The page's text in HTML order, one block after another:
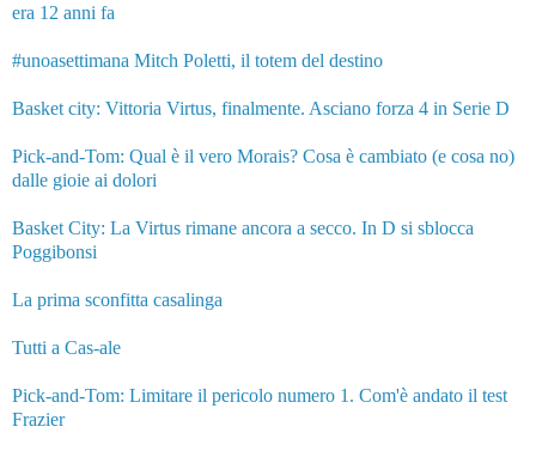
era 12 anni fa
#unoasettimana Mitch Poletti, il totem del destino
Basket city: Vittoria Virtus, finalmente. Asciano forza 4 in Serie D
Pick-and-Tom: Qual è il vero Morais? Cosa è cambiato (e cosa no)
dalle gioie ai dolori
Basket City: La Virtus rimane ancora a secco. In D si sblocca
Poggibonsi
La prima sconfitta casalinga
Tutti a Cas-ale
Pick-and-Tom: Limitare il pericolo numero 1. Com'è andato il test
Frazier